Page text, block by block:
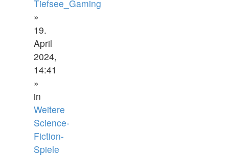
Tiefsee_Gaming
»
19.
April
2024,
14:41
»
in
Weitere
Science-
Fiction-
Spiele